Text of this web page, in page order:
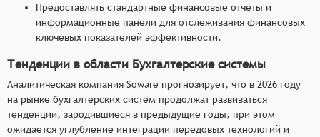
Предоставлять стандартные финансовые отчеты и
информационные панели для отслеживания финансовых
ключевых показателей эффективности.
Тенденции в области Бухгалтерские системы
Аналитическая компания Soware прогнозирует, что в 2026 году
на рынке бухгалтерских систем продолжат развиваться
тенденции, зародившиеся в предыдущие годы, при этом
ожидается углубление интеграции передовых технологий и